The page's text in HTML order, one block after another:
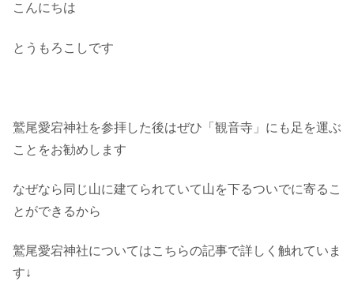
こんにちは
とうもろこしです
鷲尾愛宕神社を参拝した後はぜひ「観音寺」にも足を運ぶ
ことをお勧めします
なぜなら同じ山に建てられていて山を下るついでに寄るこ
とができるから
鷲尾愛宕神社についてはこちらの記事で詳しく触れていま
す↓